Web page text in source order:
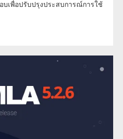
บเพื่อปรับปรุงประสบการณ์การใช้